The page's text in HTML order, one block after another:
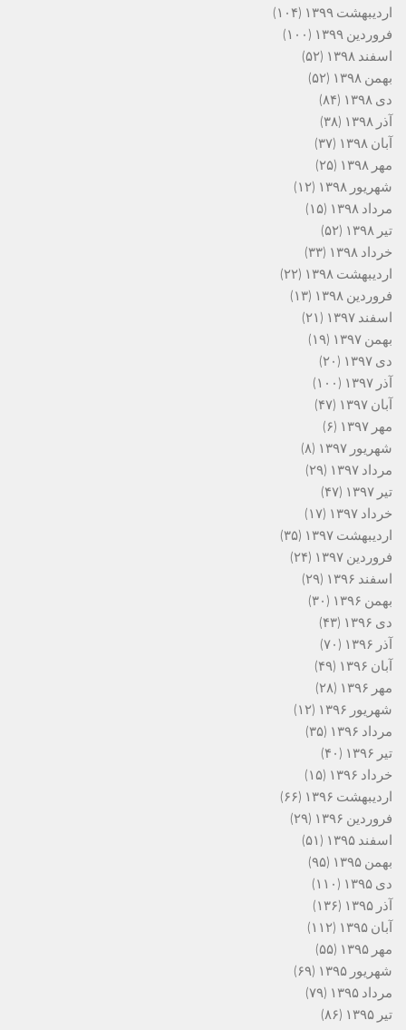
اردیبهشت ۱۳۹۹
(۱۰۴)
فروردین ۱۳۹۹
(۱۰۰)
اسفند ۱۳۹۸
(۵۲)
بهمن ۱۳۹۸
(۵۲)
دی ۱۳۹۸
(۸۴)
آذر ۱۳۹۸
(۳۸)
آبان ۱۳۹۸
(۳۷)
مهر ۱۳۹۸
(۲۵)
شهریور ۱۳۹۸
(۱۲)
مرداد ۱۳۹۸
(۱۵)
تیر ۱۳۹۸
(۵۲)
خرداد ۱۳۹۸
(۳۳)
اردیبهشت ۱۳۹۸
(۲۲)
فروردین ۱۳۹۸
(۱۳)
اسفند ۱۳۹۷
(۲۱)
بهمن ۱۳۹۷
(۱۹)
دی ۱۳۹۷
(۲۰)
آذر ۱۳۹۷
(۱۰۰)
آبان ۱۳۹۷
(۴۷)
مهر ۱۳۹۷
(۶)
شهریور ۱۳۹۷
(۸)
مرداد ۱۳۹۷
(۲۹)
تیر ۱۳۹۷
(۴۷)
خرداد ۱۳۹۷
(۱۷)
اردیبهشت ۱۳۹۷
(۳۵)
فروردین ۱۳۹۷
(۲۴)
اسفند ۱۳۹۶
(۲۹)
بهمن ۱۳۹۶
(۳۰)
دی ۱۳۹۶
(۴۳)
آذر ۱۳۹۶
(۷۰)
آبان ۱۳۹۶
(۴۹)
مهر ۱۳۹۶
(۲۸)
شهریور ۱۳۹۶
(۱۲)
مرداد ۱۳۹۶
(۳۵)
تیر ۱۳۹۶
(۴۰)
خرداد ۱۳۹۶
(۱۵)
اردیبهشت ۱۳۹۶
(۶۶)
فروردین ۱۳۹۶
(۲۹)
اسفند ۱۳۹۵
(۵۱)
بهمن ۱۳۹۵
(۹۵)
دی ۱۳۹۵
(۱۱۰)
آذر ۱۳۹۵
(۱۳۶)
آبان ۱۳۹۵
(۱۱۲)
مهر ۱۳۹۵
(۵۵)
شهریور ۱۳۹۵
(۶۹)
مرداد ۱۳۹۵
(۷۹)
تیر ۱۳۹۵
(۸۶)